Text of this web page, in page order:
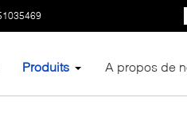
Produits A propos de